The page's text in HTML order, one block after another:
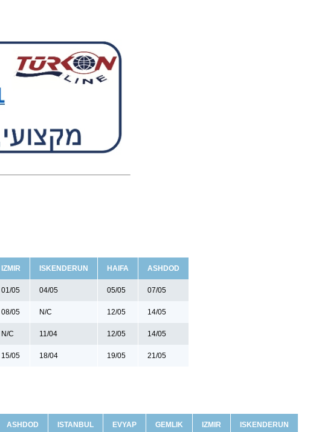
IZMIR ISKENDERUN HAIFA ASHDOD
01/05 04/05 05/05 07/05
08/05 N/C 12/05 14/05
N/C 11/04 12/05 14/05
15/05 18/04 19/05 21/05
ASHDOD ISTANBUL EVYAP GEMLIK IZMIR ISKENDERUN